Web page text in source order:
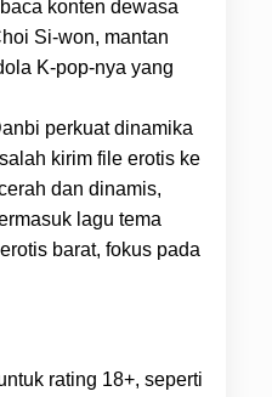
konten dewasa
Si-won, mantan
K-pop-nya yang
perkuat dinamika
kirim file erotis ke
dan dinamis,
lagu tema
barat, fokus pada
rating 18+, seperti